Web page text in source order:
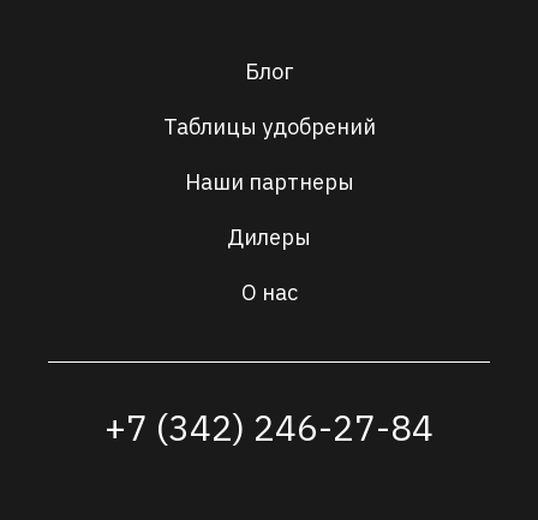
Блог
Таблицы удобрений
Наши партнеры
Дилеры
О нас
+7 (342) 246-27-84